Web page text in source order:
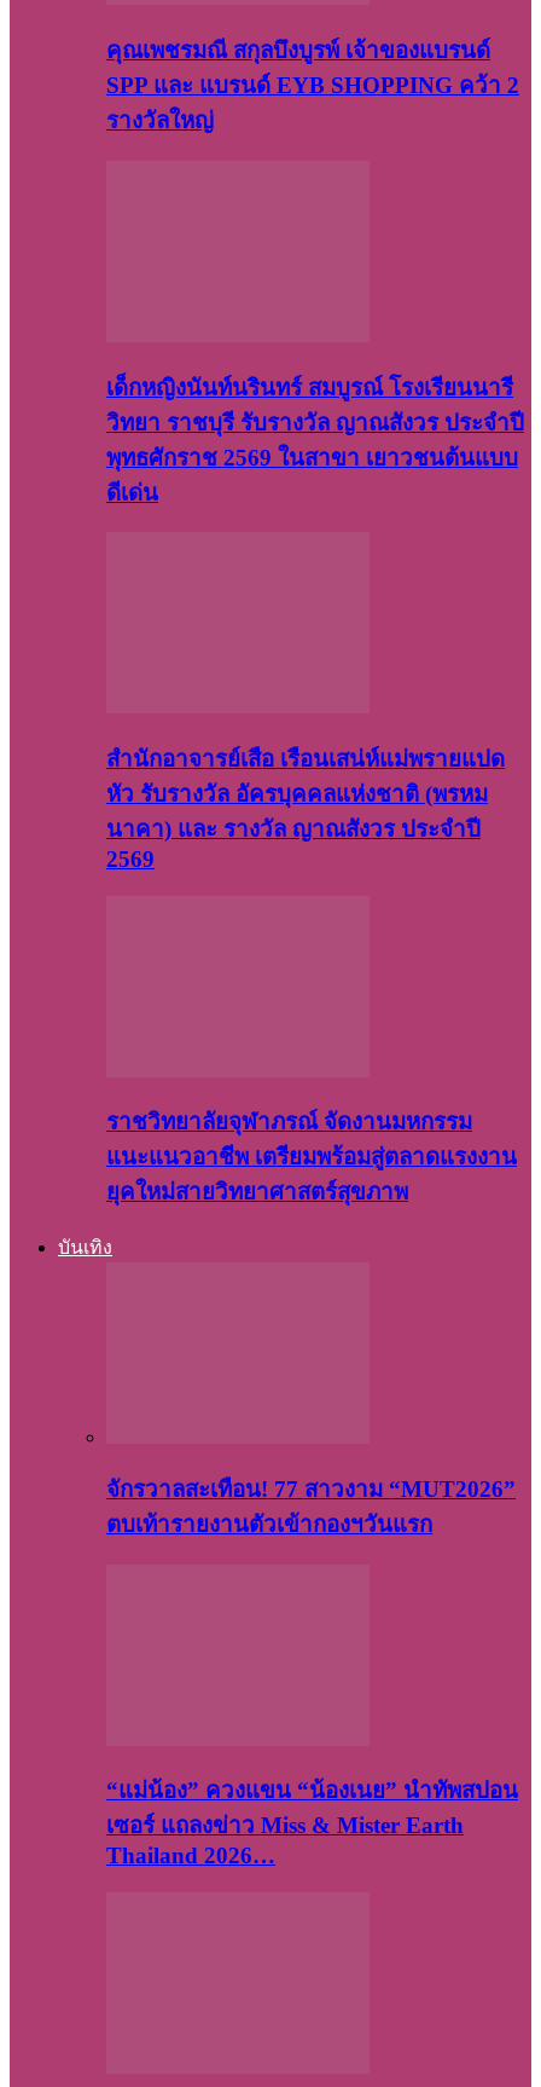
คุณเพชรมณี สกุลบึงบูรพ์ เจ้าของแบรนด์
SPP และ แบรนด์ EYB SHOPPING คว้า 2
รางวัลใหญ่
เด็กหญิงนันท์นรินทร์ สมบูรณ์ โรงเรียนนารี
วิทยา ราชบุรี รับรางวัล ญาณสังวร ประจำปี
พุทธศักราช 2569 ในสาขา เยาวชนต้นแบบ
ดีเด่น
สำนักอาจารย์เสือ เรือนเสน่ห์แม่พรายแปด
หัว รับรางวัล อัครบุคคลแห่งชาติ (พรหม
นาคา) และ รางวัล ญาณสังวร ประจำปี
2569
ราชวิทยาลัยจุฬาภรณ์ จัดงานมหกรรม
แนะแนวอาชีพ เตรียมพร้อมสู่ตลาดแรงงาน
ยุคใหม่สายวิทยาศาสตร์สุขภาพ
บันเทิง
จักรวาลสะเทือน! 77 สาวงาม “MUT2026”
ตบเท้ารายงานตัวเข้ากองฯวันแรก
“แม่น้อง” ควงแขน “น้องเนย” นำทัพสปอน
เซอร์ แถลงข่าว Miss & Mister Earth
Thailand 2026…